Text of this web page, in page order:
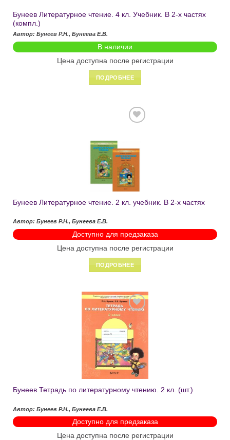
Бунеев Литературное чтение. 4 кл. Учебник. В 2-х частях
(компл.)
Автор: Бунеев Р.Н., Бунеева Е.В.
В наличии
Цена доступна после регистрации
ПОДРОБНЕЕ
желаний
Бунеев Литературное чтение. 2 кл. учебник. В 2-х частях
Автор: Бунеев Р.Н., Бунеева Е.В.
Доступно для предзаказа
Цена доступна после регистрации
ПОДРОБНЕЕ
Добавить
в список
желаний
Бунеев Тетрадь по литературному чтению. 2 кл. (шт.)
Автор: Бунеев Р.Н., Бунеева Е.В.
Доступно для предзаказа
Цена доступна после регистрации